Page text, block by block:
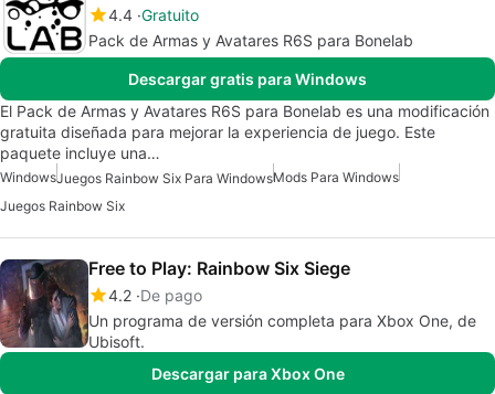
4.4 Gratuito
Pack de Armas y Avatares R6S para Bonelab
Descargar gratis para Windows
El Pack de Armas y Avatares R6S para Bonelab es una modificación
gratuita diseñada para mejorar la experiencia de juego. Este
paquete incluye una…
WindowsJuegos Rainbow Six Para WindowsMods Para Windows
Juegos Rainbow Six
Free to Play: Rainbow Six Siege
4.2 De pago
Un programa de versión completa para Xbox One, de
Ubisoft.
Descargar para Xbox One